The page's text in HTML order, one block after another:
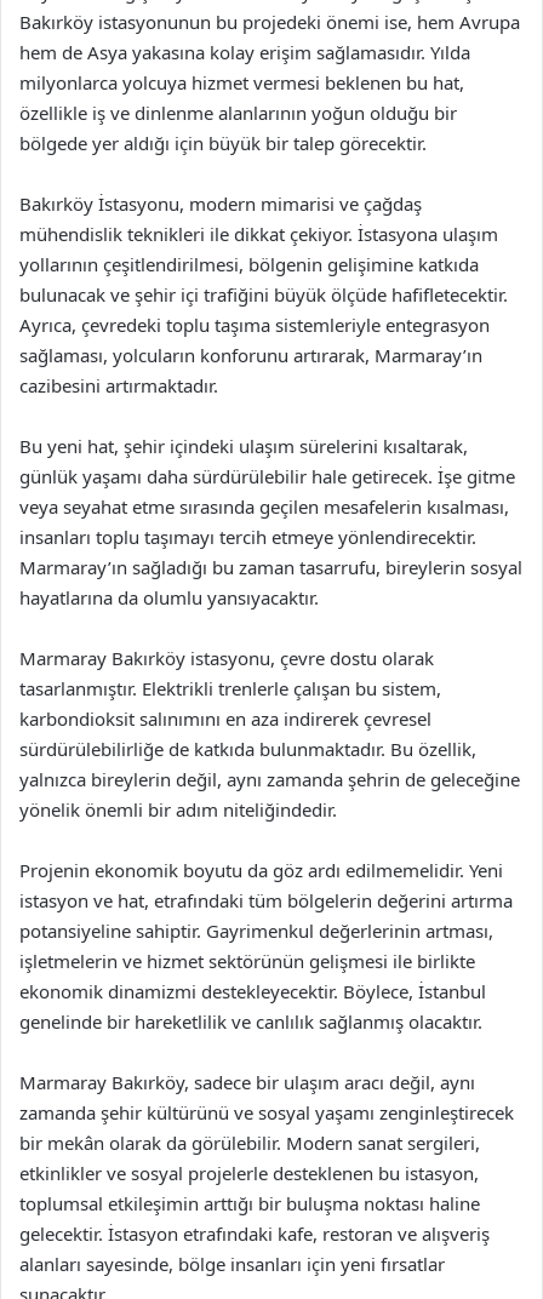
Bakırköy istasyonunun bu projedeki önemi ise, hem Avrupa
hem de Asya yakasına kolay erişim sağlamasıdır. Yılda
milyonlarca yolcuya hizmet vermesi beklenen bu hat,
özellikle iş ve dinlenme alanlarının yoğun olduğu bir
bölgede yer aldığı için büyük bir talep görecektir.
Bakırköy İstasyonu, modern mimarisi ve çağdaş
mühendislik teknikleri ile dikkat çekiyor. İstasyona ulaşım
yollarının çeşitlendirilmesi, bölgenin gelişimine katkıda
bulunacak ve şehir içi trafiğini büyük ölçüde hafifletecektir.
Ayrıca, çevredeki toplu taşıma sistemleriyle entegrasyon
sağlaması, yolcuların konforunu artırarak, Marmaray’ın
cazibesini artırmaktadır.
Bu yeni hat, şehir içindeki ulaşım sürelerini kısaltarak,
günlük yaşamı daha sürdürülebilir hale getirecek. İşe gitme
veya seyahat etme sırasında geçilen mesafelerin kısalması,
insanları toplu taşımayı tercih etmeye yönlendirecektir.
Marmaray’ın sağladığı bu zaman tasarrufu, bireylerin sosyal
hayatlarına da olumlu yansıyacaktır.
Marmaray Bakırköy istasyonu, çevre dostu olarak
tasarlanmıştır. Elektrikli trenlerle çalışan bu sistem,
karbondioksit salınımını en aza indirerek çevresel
sürdürülebilirliğe de katkıda bulunmaktadır. Bu özellik,
yalnızca bireylerin değil, aynı zamanda şehrin de geleceğine
yönelik önemli bir adım niteliğindedir.
Projenin ekonomik boyutu da göz ardı edilmemelidir. Yeni
istasyon ve hat, etrafındaki tüm bölgelerin değerini artırma
potansiyeline sahiptir. Gayrimenkul değerlerinin artması,
işletmelerin ve hizmet sektörünün gelişmesi ile birlikte
ekonomik dinamizmi destekleyecektir. Böylece, İstanbul
genelinde bir hareketlilik ve canlılık sağlanmış olacaktır.
Marmaray Bakırköy, sadece bir ulaşım aracı değil, aynı
zamanda şehir kültürünü ve sosyal yaşamı zenginleştirecek
bir mekân olarak da görülebilir. Modern sanat sergileri,
etkinlikler ve sosyal projelerle desteklenen bu istasyon,
toplumsal etkileşimin arttığı bir buluşma noktası haline
gelecektir. İstasyon etrafındaki kafe, restoran ve alışveriş
alanları sayesinde, bölge insanları için yeni fırsatlar
sunacaktır.